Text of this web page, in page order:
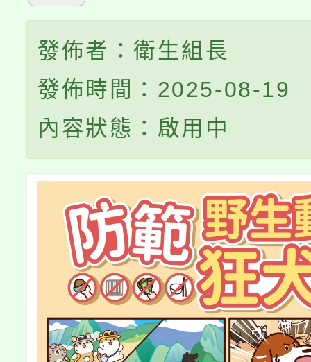
發佈者：衛生組長
發佈時間：2025-08-19
內容狀態：啟用中